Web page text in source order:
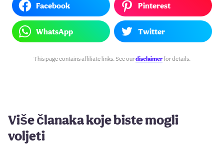
Facebook Pinterest
WhatsApp Twitter
This page contains affiliate links. See ourdisclaimerfor details.
Više članaka koje biste mogli
voljeti